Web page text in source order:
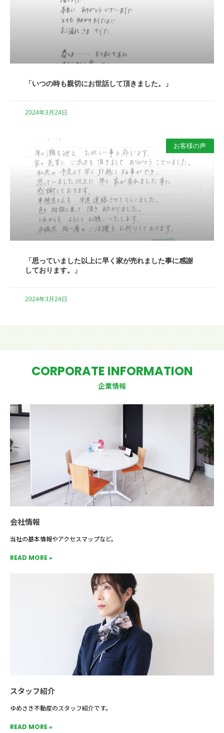
「いつの時も親切にお世話して頂きました。」
2024年3月24日
お客様の声
「思っていました以上に早く家が売れました事に感謝
しております。」
2024年3月24日
CORPORATE INFORMATION
企業情報
会社情報
当社の基本情報やアクセスマップなど。
READ MORE »
スタッフ紹介
ゆめさき不動産のスタッフ紹介です。
READ MORE »